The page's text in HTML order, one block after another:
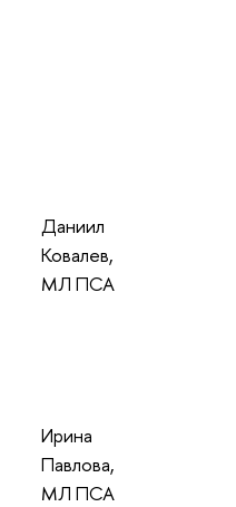
Даниил
Ковалев,
МЛ ПСА
Ирина
Павлова,
МЛ ПСА